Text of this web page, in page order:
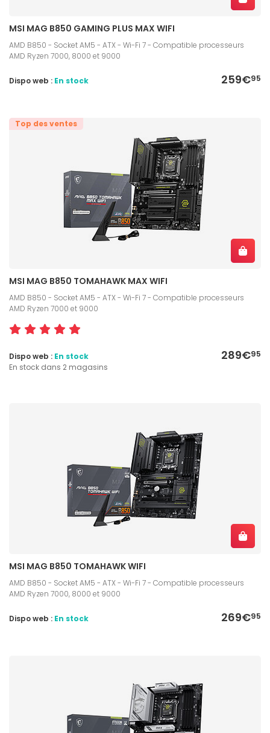
MSI MAG B850 GAMING PLUS MAX WIFI
AMD B850 - Socket AM5 - ATX - Wi-Fi 7 - Compatible processeurs
AMD Ryzen 7000, 8000 et 9000
259€95
Dispo web : En stock
Top des ventes
MSI MAG B850 TOMAHAWK MAX WIFI
AMD B850 - Socket AM5 - ATX - Wi-Fi 7 - Compatible processeurs
AMD Ryzen 7000 et 9000
289€95
Dispo web : En stock
En stock dans 2 magasins
MSI MAG B850 TOMAHAWK WIFI
AMD B850 - Socket AM5 - ATX - Wi-Fi 7 - Compatible processeurs
AMD Ryzen 7000, 8000 et 9000
269€95
Dispo web : En stock